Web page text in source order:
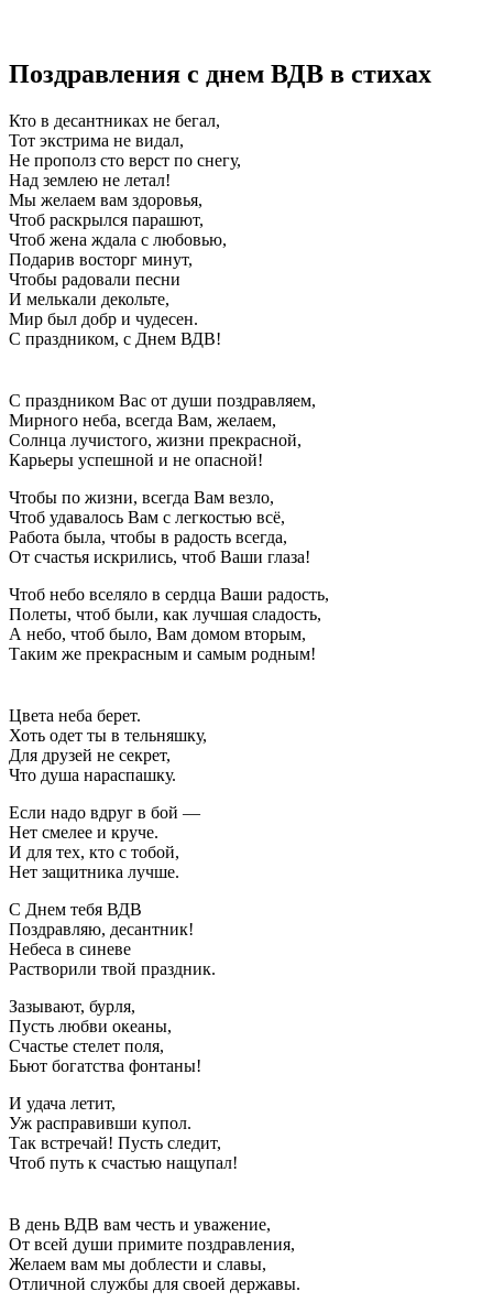
Поздравления с днем ВДВ в стихах
Кто в десантниках не бегал,
Тот экстрима не видал,
Не прополз сто верст по снегу,
Над землею не летал!
Мы желаем вам здоровья,
Чтоб раскрылся парашют,
Чтоб жена ждала с любовью,
Подарив восторг минут,
Чтобы радовали песни
И мелькали декольте,
Мир был добр и чудесен.
С праздником, с Днем ВДВ!
С праздником Вас от души поздравляем,
Мирного неба, всегда Вам, желаем,
Солнца лучистого, жизни прекрасной,
Карьеры успешной и не опасной!
Чтобы по жизни, всегда Вам везло,
Чтоб удавалось Вам с легкостью всё,
Работа была, чтобы в радость всегда,
От счастья искрились, чтоб Ваши глаза!
Чтоб небо вселяло в сердца Ваши радость,
Полеты, чтоб были, как лучшая сладость,
А небо, чтоб было, Вам домом вторым,
Таким же прекрасным и самым родным!
Цвета неба берет.
Хоть одет ты в тельняшку,
Для друзей не секрет,
Что душа нараспашку.
Если надо вдруг в бой —
Нет смелее и круче.
И для тех, кто с тобой,
Нет защитника лучше.
С Днем тебя ВДВ
Поздравляю, десантник!
Небеса в синеве
Растворили твой праздник.
Зазывают, бурля,
Пусть любви океаны,
Счастье стелет поля,
Бьют богатства фонтаны!
И удача летит,
Уж расправивши купол.
Так встречай! Пусть следит,
Чтоб путь к счастью нащупал!
В день ВДВ вам честь и уважение,
От всей души примите поздравления,
Желаем вам мы доблести и славы,
Отличной службы для своей державы.